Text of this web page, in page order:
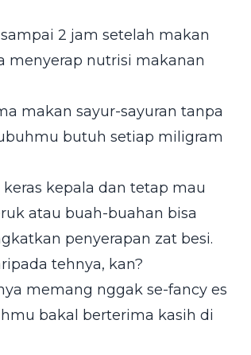
2 jam setelah makan
menyerap nutrisi makanan
makan sayur-sayuran tanpa
butuh setiap miligram
kepala dan tetap mau
atau buah-buahan bisa
penyerapan zat besi.
tehnya, kan?
memang nggak se-fancy es
bakal berterima kasih di